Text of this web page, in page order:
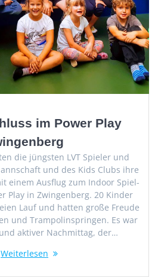
im Power Play
die jüngsten LVT Spieler und
und des Kids Clubs ihre
einem Ausflug zum Indoor Spiel-
Play in Zwingenberg. 20 Kinder
Lauf und hatten große Freude
und Trampolinspringen. Es war
aktiver Nachmittag, der…
Weiterlesen